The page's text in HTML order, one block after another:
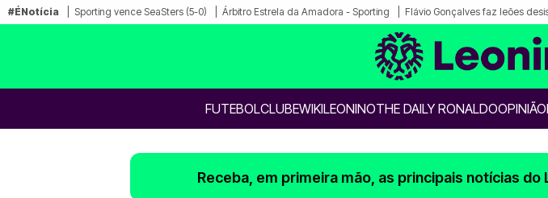
#ÉNotícia Sporting vence SeaSters (5-0) Árbitro Estrela da Amadora - Sporting Flávio Gonçalves faz leões
FUTEBOLCLUBEWIKILEONINOTHE DAILY RONALDOOPINIÃO
Receba, em primeira mão, as principais notícias